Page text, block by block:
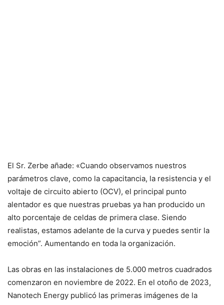
El Sr. Zerbe añade: «Cuando observamos nuestros
parámetros clave, como la capacitancia, la resistencia y el
voltaje de circuito abierto (OCV), el principal punto
alentador es que nuestras pruebas ya han producido un
alto porcentaje de celdas de primera clase. Siendo
realistas, estamos adelante de la curva y puedes sentir la
emoción”. Aumentando en toda la organización.
Las obras en las instalaciones de 5.000 metros cuadrados
comenzaron en noviembre de 2022. En el otoño de 2023,
Nanotech Energy publicó las primeras imágenes de la